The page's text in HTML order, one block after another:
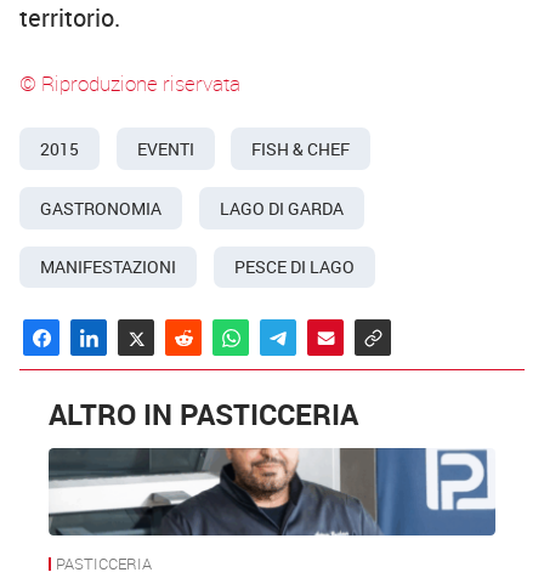
territorio.
© Riproduzione riservata
2015 EVENTI FISH & CHEF
GASTRONOMIA LAGO DI GARDA
MANIFESTAZIONI PESCE DI LAGO
ALTRO IN PASTICCERIA
PASTICCERIA